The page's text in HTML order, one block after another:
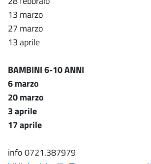
13 marzo
27 marzo
13 aprile
BAMBINI 6-10 ANNI
6 marzo
20 marzo
3 aprile
17 aprile
info 0721.387979